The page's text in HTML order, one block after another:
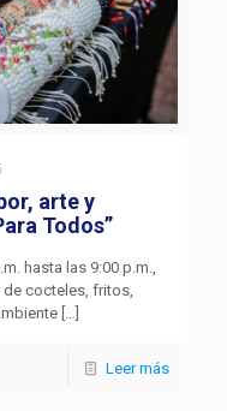
arte y
Todos”
hasta las 9:00 p.m.,
cocteles, fritos,
Leer más